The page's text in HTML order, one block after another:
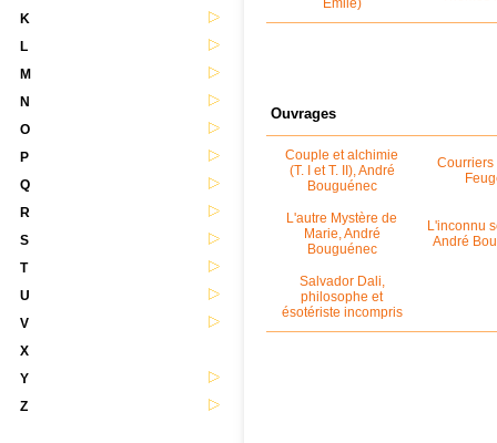
K
L
M
N
O
P
Q
R
S
T
U
V
X
Y
Z
Emile)
Ouvrages
Couple et alchimie
(T. I et T. II), André
Bouguénec
Courriers
L'autre Mystère de
Marie, André
Bouguénec
L'inconnu
André
Salvador Dali,
philosophe et
ésotériste incompris